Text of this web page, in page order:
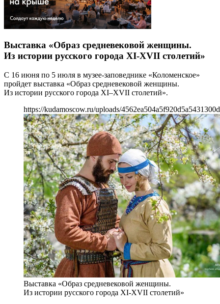
Выставка «Образ средневековой женщины.
Из истории русского города XI-XVII столетий»
С 16 июня по 5 июля в музее-заповеднике «Коломенское»
пройдет выставка «Образ средневековой женщины.
Из истории русского города XI–XVII столетий».
https://kudamoscow.ru/uploads/
Выставка «Образ средневековой женщины.
Из истории русского города XI-XVII столетий»